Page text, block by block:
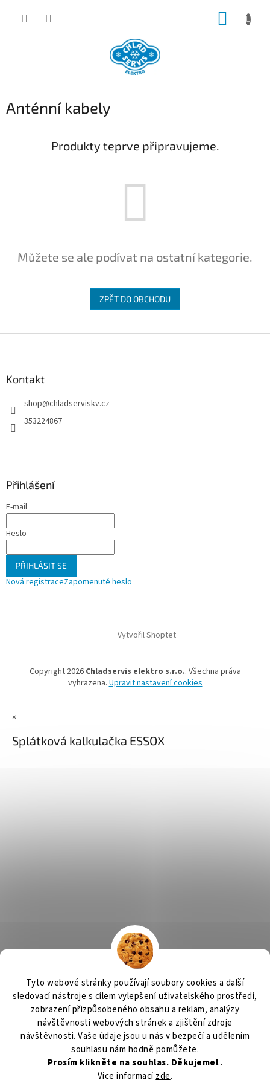
Tyto webové stránky používají soubory cookies a další
sledovací nástroje s cílem vylepšení uživatelského prostředí,
zobrazení přizpůsobeného obsahu a reklam, analýzy
návštěvnosti webových stránek a zjištění zdroje
návštěvnosti. Vaše údaje jsou u nás v bezpečí a udělením
souhlasu nám hodně pomůžete.
Prosím klikněte na souhlas. Děkujeme!..
Více informacízde.
Anténní kabely
Produkty teprve připravujeme.
Můžete se ale podívat na ostatní kategorie.
ZPĚT DO OBCHODU
Kontakt
shop@chladserviskv.cz
353224867
Přihlášení
E-mail
Heslo
PŘIHLÁSIT SE
Nová registraceZapomenuté heslo
Vytvořil Shoptet
Copyright 2026 Chladservis elektro s.r.o.. Všechna práva
vyhrazena.Upravit nastavení cookies
×
Splátková kalkulačka ESSOX